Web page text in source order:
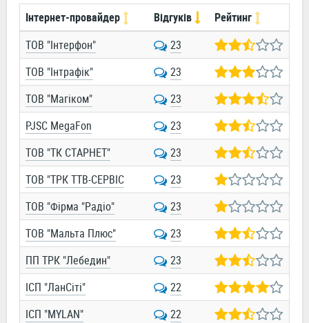
Інтернет-провайдер Відгуків
Рейтинг
ТОВ "Інтерфон"
23
ТОВ "Інтрафік"
23
ТОВ "Магіком"
23
PJSC MegaFon
23
ТОВ "ТК СТАРНЕТ"
23
ТОВ "ТРК ТТВ-СЕРВІС
23
ТОВ "Фірма "Радіо"
23
ТОВ "Мальта Плюс"
23
ПП ТРК "Лебедин"
23
ІСП "ЛанСіті"
22
ІСП "MYLAN"
22